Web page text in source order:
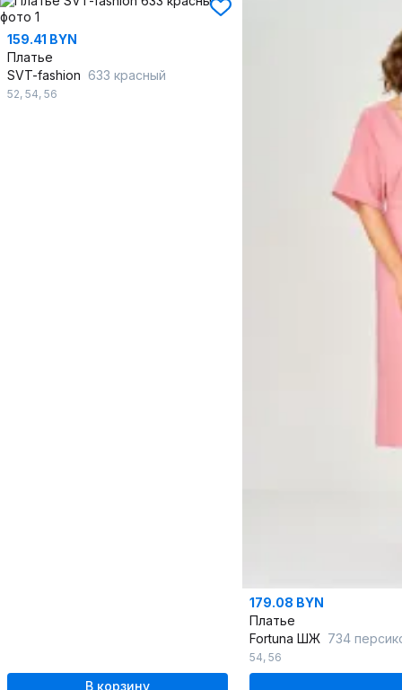
159.41 BYN
Платье
SVT-fashion 633 красный
52, 54, 56
В корзину
179.08 BYN
Платье
Fortuna ШЖ 734
54, 56